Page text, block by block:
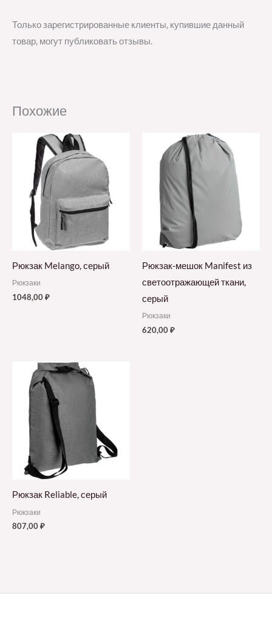
Только зарегистрированные клиенты, купившие данный
товар, могут публиковать отзывы.
Похожие
Рюкзак Melango, серый
Рюкзаки
1048,00₽
Рюкзак-мешок Manifest из
светоотражающей ткани,
серый
Рюкзаки
620,00₽
Рюкзак Reliable, серый
Рюкзаки
807,00₽